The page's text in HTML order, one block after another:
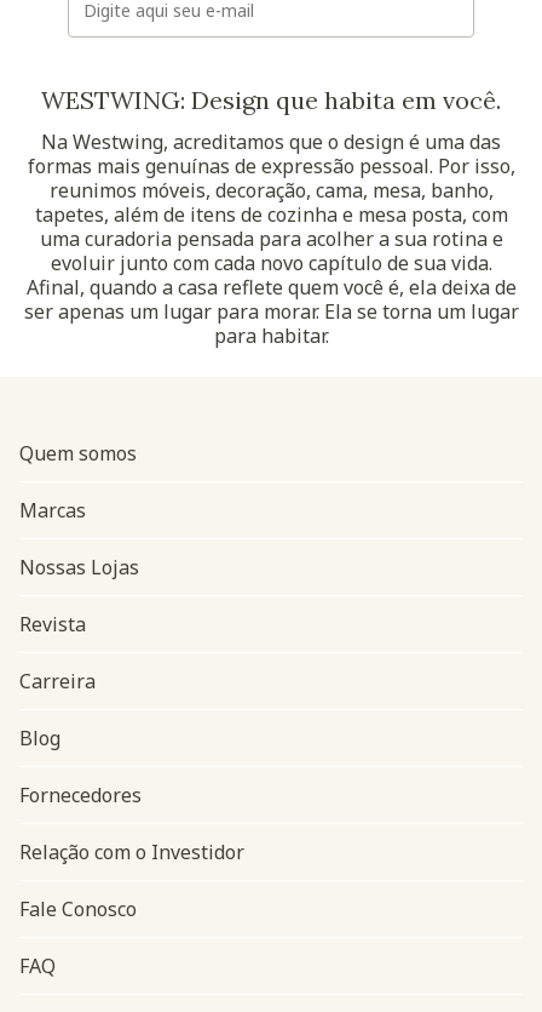
WESTWING: Design que habita em você.
Na Westwing, acreditamos que o design é uma das
formas mais genuínas de expressão pessoal. Por isso,
reunimos móveis, decoração, cama, mesa, banho,
tapetes, além de itens de cozinha e mesa posta, com
uma curadoria pensada para acolher a sua rotina e
evoluir junto com cada novo capítulo de sua vida.
Afinal, quando a casa reflete quem você é, ela deixa de
ser apenas um lugar para morar. Ela se torna um lugar
para habitar.
Navegação do rodapé
Quem somos
Marcas
Nossas Lojas
Revista
Carreira
Blog
Fornecedores
Relação com o Investidor
Fale Conosco
FAQ